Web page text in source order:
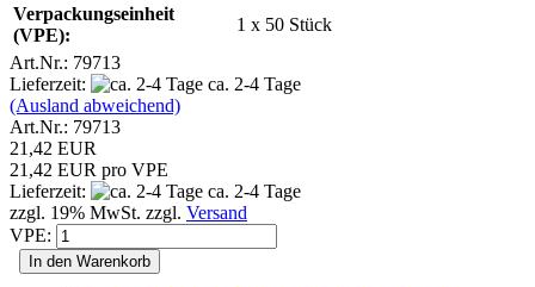
Verpackungseinheit
(VPE):
1 x 50 Stück
Art.Nr.: 79713
Lieferzeit:
ca. 2-4 Tage
(Ausland abweichend)
Art.Nr.: 79713
21,42 EUR
21,42 EUR pro VPE
Lieferzeit:
ca. 2-4 Tage
zzgl. 19% MwSt. zzgl. Versand
VPE:
In den Warenkorb